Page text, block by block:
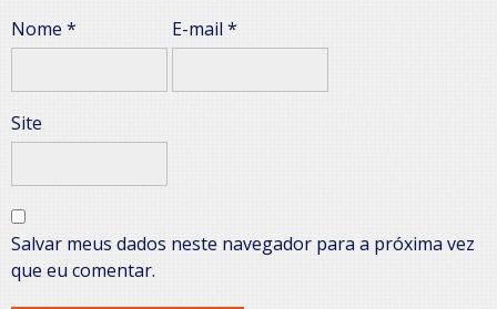
Nome * E-mail*
Site
Salvar meus dados neste navegador para a próxima vez
que eu comentar.